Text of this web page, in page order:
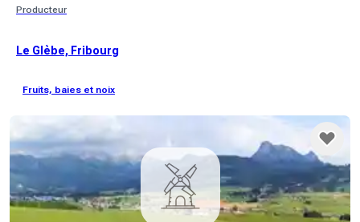
Producteur
Le Glèbe, Fribourg
Fruits, baies et noix